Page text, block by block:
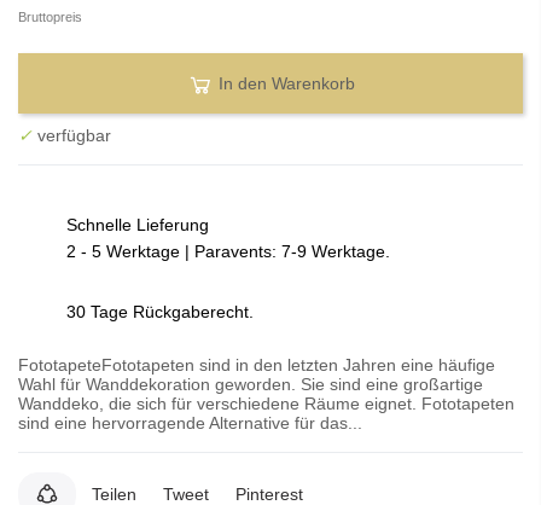
Bruttopreis
In den Warenkorb
✓ verfügbar
Schnelle Lieferung
2 - 5 Werktage | Paravents: 7-9 Werktage.
30 Tage Rückgaberecht.
FototapeteFototapeten sind in den letzten Jahren eine häufige
Wahl für Wanddekoration geworden. Sie sind eine großartige
Wanddeko, die sich für verschiedene Räume eignet. Fototapeten
sind eine hervorragende Alternative für das...
Teilen Tweet Pinterest